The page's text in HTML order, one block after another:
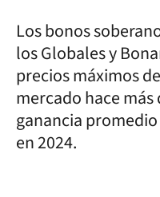
Los bonos
los Globales y
precios máximos
mercado hace
ganancia
en 2024.